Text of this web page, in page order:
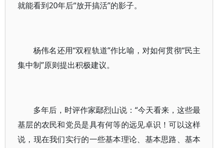
就能看到20年后“放开搞活”的影子。
杨伟名还用“双程轨道”作比喻，对如何贯彻“民主
集中制”原则提出积极建议。
多年后，时评作家鄢烈山说：“今天看来，这些最
基层的农民和党员是具有何等的远见卓识！可以这样
说，现在我们实行的一些基本理论、基本思路、基本